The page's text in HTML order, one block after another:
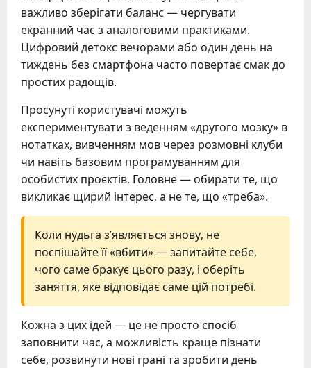
важливо зберігати баланс — чергувати
екранний час з аналоговими практиками.
Цифровий детокс вечорами або один день на
тиждень без смартфона часто повертає смак до
простих радощів.
Просунуті користувачі можуть
експериментувати з веденням «другого мозку» в
нотатках, вивченням мов через розмовні клуби
чи навіть базовим програмуванням для
особистих проєктів. Головне — обирати те, що
викликає щирий інтерес, а не те, що «треба».
Коли нудьга з’являється знову, не
поспішайте її «вбити» — запитайте себе,
чого саме бракує цього разу, і оберіть
заняття, яке відповідає саме цій потребі.
Кожна з цих ідей — це не просто спосіб
заповнити час, а можливість краще пізнати
себе, розвинути нові грані та зробити день